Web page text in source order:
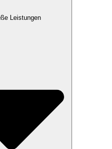
Leistungen